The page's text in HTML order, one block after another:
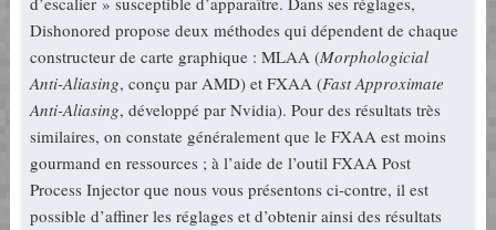
Dishonored propose deux méthodes qui dépendent de chaque
constructeur de carte graphique : MLAA (Morphologicial
Anti-Aliasing, conçu par AMD) et FXAA (Fast Approximate
Anti-Aliasing, développé par Nvidia). Pour des résultats très
similaires, on constate généralement que le FXAA est moins
gourmand en ressources ; à l’aide de l’outil FXAA Post
Process Injector que nous vous présentons ci-contre, il est
possible d’affiner les réglages et d’obtenir ainsi des résultats